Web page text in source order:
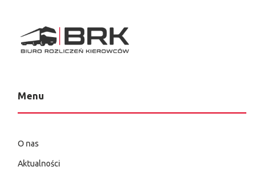
Menu
O nas
Aktualności